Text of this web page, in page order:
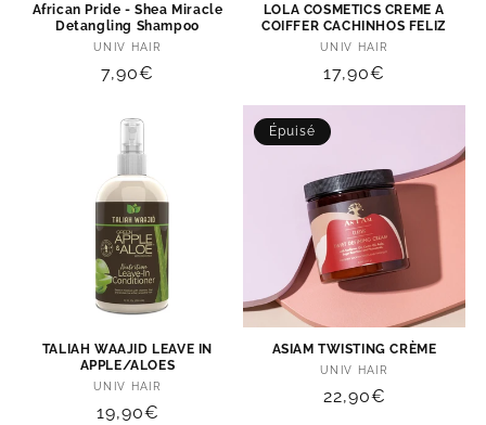
oAfrican Pride - Shea Miracle
Detangling Shampoo
Distributeur :
UNIV HAIR
Prix
7,90€
LOLA COSMETICS CREME A
COIFFER CACHINHOS FELIZ
Distributeur :
UNIV HAIR
Prix
17,90€
TALIAH WAAJID LEAVE IN
APPLE/ALOES
Distributeur :
UNIV HAIR
Prix
19,90€
Épuisé
ASIAM TWISTING CRÈME
Distributeur :
UNIV HAIR
Prix
22,90€